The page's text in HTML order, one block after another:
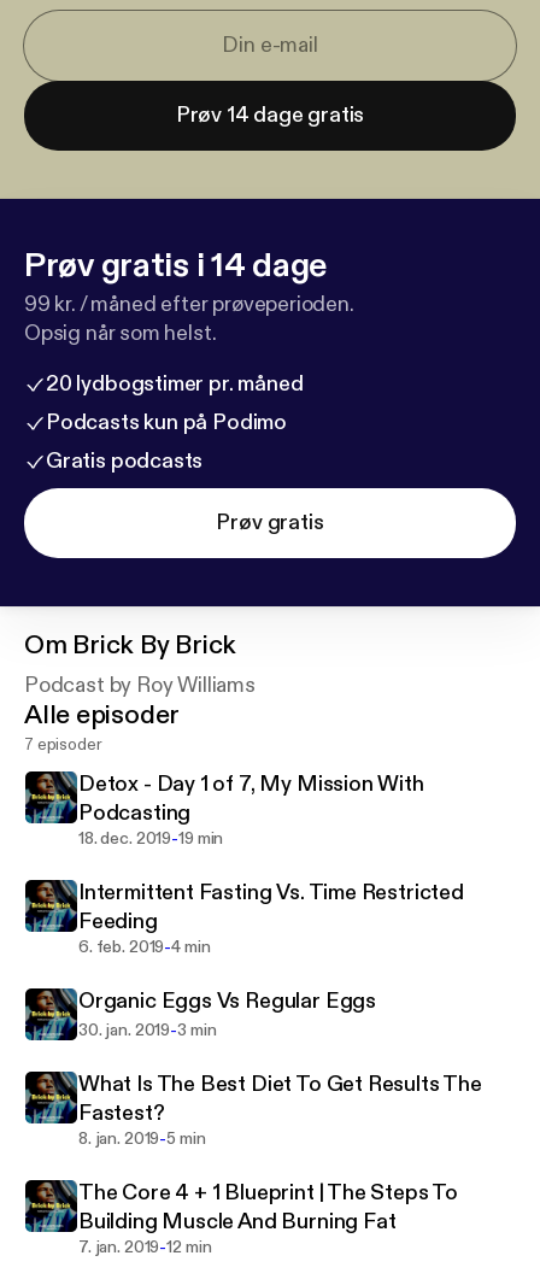
Prøv 14 dage gratis
Prøv gratis i 14 dage
99 kr. / måned efter prøveperioden.
Opsig når som helst.
20 lydbogstimer pr. måned
Podcasts kun på Podimo
Gratis podcasts
Prøv gratis
Om Brick By Brick
Podcast by Roy Williams
Alle episoder
7 episoder
Detox - Day 1 of 7, My Mission With
Podcasting
18. dec. 2019-19 min
Intermittent Fasting Vs. Time Restricted
Feeding
6. feb. 2019-4 min
Organic Eggs Vs Regular Eggs
30. jan. 2019-3 min
What Is The Best Diet To Get Results The
Fastest?
8. jan. 2019-5 min
The Core 4 + 1 Blueprint | The Steps To
Building Muscle And Burning Fat
7. jan. 2019-12 min